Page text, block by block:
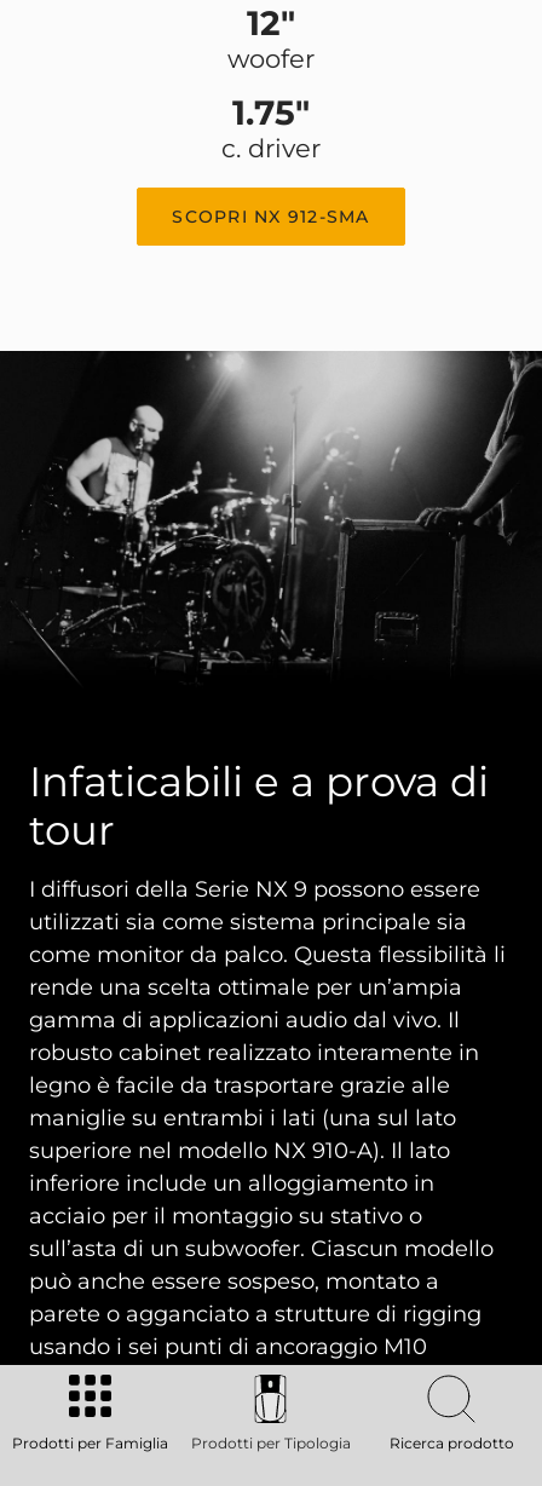
12"
woofer
1.75"
c. driver
SCOPRI NX 912-SMA
Infaticabili e a prova di
tour
I diffusori della Serie NX 9 possono essere
utilizzati sia come sistema principale sia
come monitor da palco. Questa flessibilità li
rende una scelta ottimale per un’ampia
gamma di applicazioni audio dal vivo. Il
robusto cabinet realizzato interamente in
legno è facile da trasportare grazie alle
maniglie su entrambi i lati (una sul lato
superiore nel modello NX 910-A). Il lato
inferiore include un alloggiamento in
acciaio per il montaggio su stativo o
sull’asta di un subwoofer. Ciascun modello
può anche essere sospeso, montato a
parete o agganciato a strutture di rigging
usando i sei punti di ancoraggio M10
integrati e gli speciali accessori. Dal cabinet
in legno al rivestimento esterno, fino alla
solida griglia protettiva, i diffusori della Serie
Prodotti per Famiglia Prodotti per Tipologia Ricerca prodotto